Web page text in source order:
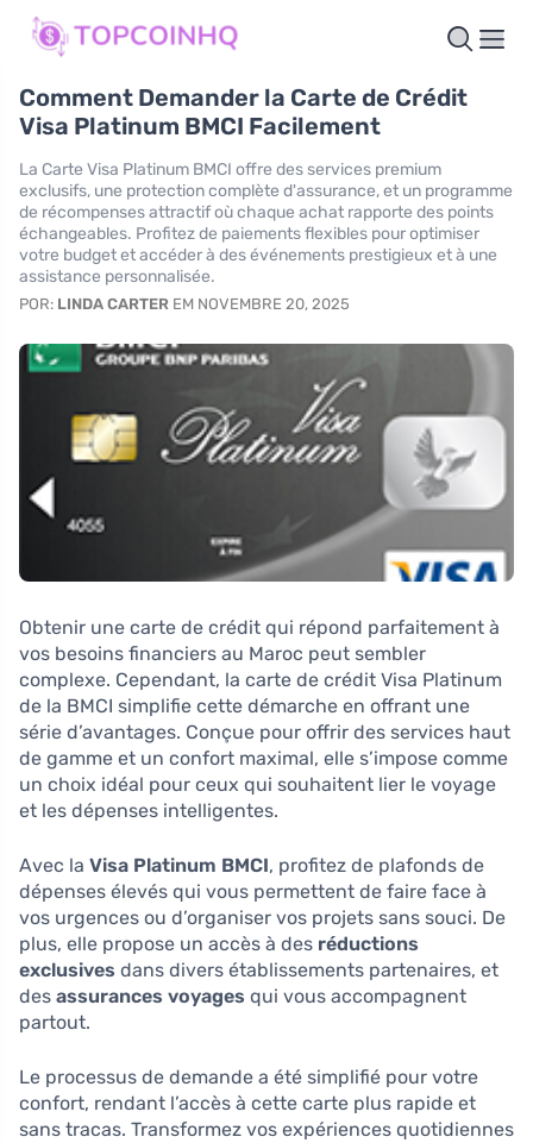
Comment Demander la Carte de Crédit
Visa Platinum BMCI Facilement
La Carte Visa Platinum BMCI offre des services premium
exclusifs, une protection complète d'assurance, et un programme
de récompenses attractif où chaque achat rapporte des points
échangeables. Profitez de paiements flexibles pour optimiser
votre budget et accéder à des événements prestigieux et à une
assistance personnalisée.
POR: LINDA CARTER EM NOVEMBRE 20, 2025
Obtenir une carte de crédit qui répond parfaitement à
vos besoins financiers au Maroc peut sembler
complexe. Cependant, la carte de crédit Visa Platinum
de la BMCI simplifie cette démarche en offrant une
série d’avantages. Conçue pour offrir des services haut
de gamme et un confort maximal, elle s’impose comme
un choix idéal pour ceux qui souhaitent lier le voyage
et les dépenses intelligentes.
Avec la Visa Platinum BMCI, profitez de plafonds de
dépenses élevés qui vous permettent de faire face à
vos urgences ou d’organiser vos projets sans souci. De
plus, elle propose un accès à des réductions
exclusives dans divers établissements partenaires, et
des assurances voyages qui vous accompagnent
partout.
Le processus de demande a été simplifié pour votre
confort, rendant l’accès à cette carte plus rapide et
sans tracas. Transformez vos expériences quotidiennes